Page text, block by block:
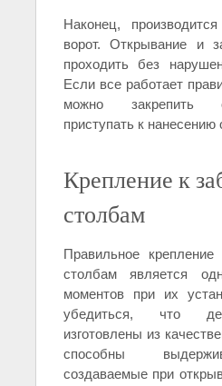
Наконец,
ворот. Открывание и
проходить без
Если все работает
можно закрепить
приступать к нанесению
Крепление к
столбам
Правильное
столбам является
моментов при их
убедиться, что
изготовлены из
способны
создаваемые при